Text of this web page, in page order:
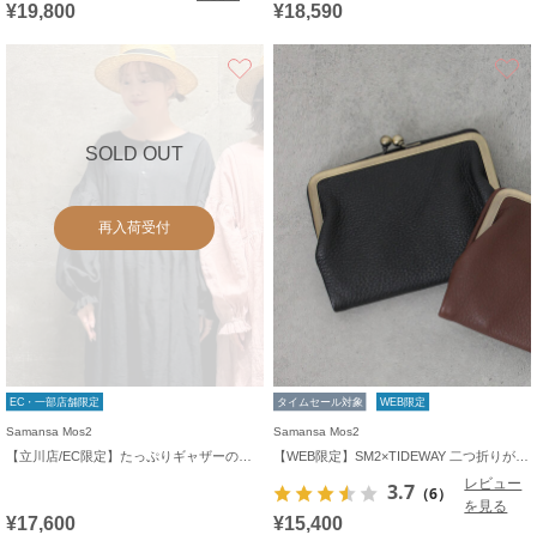
¥19,800
¥18,590
SOLD OUT
再入荷受付
お気に入り
EC・一部店舗限定
Samansa Mos2
¥17,600
タイムセール対象 WEB限定
Samansa Mos2
3.7 （6）
レビュー
を見る
¥15,400